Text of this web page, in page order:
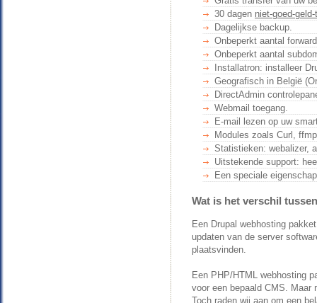
30 dagen niet-goed-
Dagelijkse backup.
Onbeperkt aantal
Onbeperkt aantal
Installatron: installeer
Geografisch in België
DirectAdmin
Webmail toegang.
E-mail lezen op uw
Modules zoals Curl,
Statistieken: webalizer,
Uitstekende support:
Een speciale
Wat is het verschil
Een Drupal webhosting
updaten van de server
plaatsvinden.
Een PHP/HTML webhosting
voor een bepaald CMS. Maar
Toch raden wij aan om een